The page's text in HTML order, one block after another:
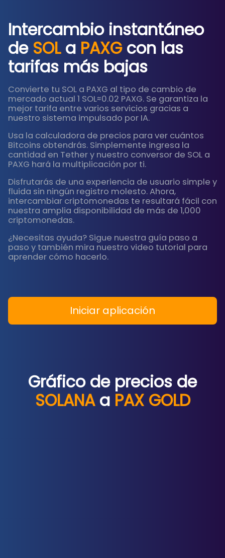
Intercambio instantáneo
de SOLa PAXGcon las
tarifas más bajas
Convierte tu SOL a PAXG al tipo de cambio de
mercado actual 1 SOL≈0.02 PAXG. Se garantiza la
mejor tarifa entre varios servicios gracias a
nuestro sistema impulsado por IA.
Usa la calculadora de precios para ver cuántos
Bitcoins obtendrás. Simplemente ingresa la
cantidad en Tether y nuestro conversor de SOL a
PAXG hará la multiplicación por ti.
Disfrutarás de una experiencia de usuario simple y
fluida sin ningún registro molesto. Ahora,
intercambiar criptomonedas te resultará fácil con
nuestra amplia disponibilidad de más de 1,000
criptomonedas.
¿Necesitas ayuda? Sigue nuestra guía paso a
paso y también mira nuestro video tutorial para
aprender cómo hacerlo.
Iniciar aplicación
Gráfico de precios de
SOLANAa PAX GOLD